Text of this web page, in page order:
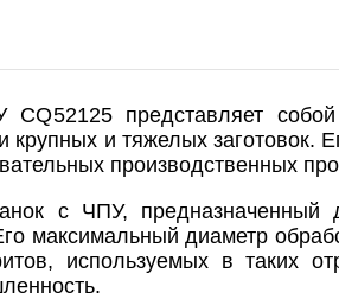
CQ52125 представляет
и тяжелых заготовок.
производственных
с ЧПУ,
максимальный диаметр
используемых в таких